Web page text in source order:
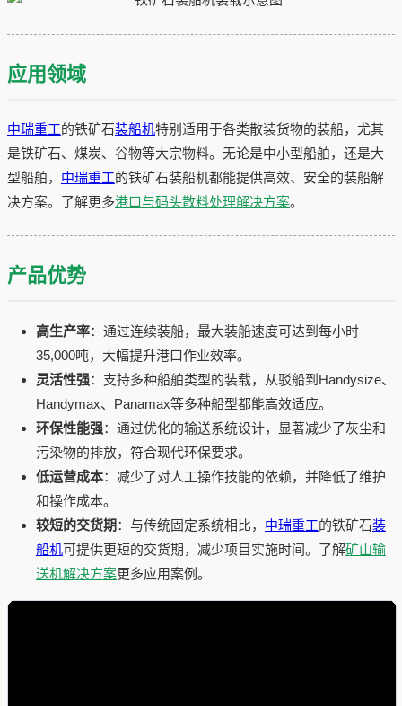
应用领域
中瑞重工的铁矿石装船机特别适用于各类散装货物的装船，尤其
是铁矿石、煤炭、谷物等大宗物料。无论是中小型船舶，还是大
型船舶， 中瑞重工的铁矿石装船机都能提供高效、安全的装船解
决方案。了解更多港口与码头散料处理解决方案。
产品优势
高生产率：通过连续装船，最大装船速度可达到每小时
35,000吨，大幅提升港口作业效率。
灵活性强：支持多种船舶类型的装载，从驳船到Handysize、
Handymax、Panamax等多种船型都能高效适应。
环保性能强：通过优化的输送系统设计，显著减少了灰尘和
污染物的排放，符合现代环保要求。
低运营成本：减少了对人工操作技能的依赖，并降低了维护
和操作成本。
较短的交货期 ：与传统固定系统相比， 中瑞重工的铁矿石装
船机可提供更短的交货期，减少项目实施时间。了解矿山输
送机解决方案更多应用案例。